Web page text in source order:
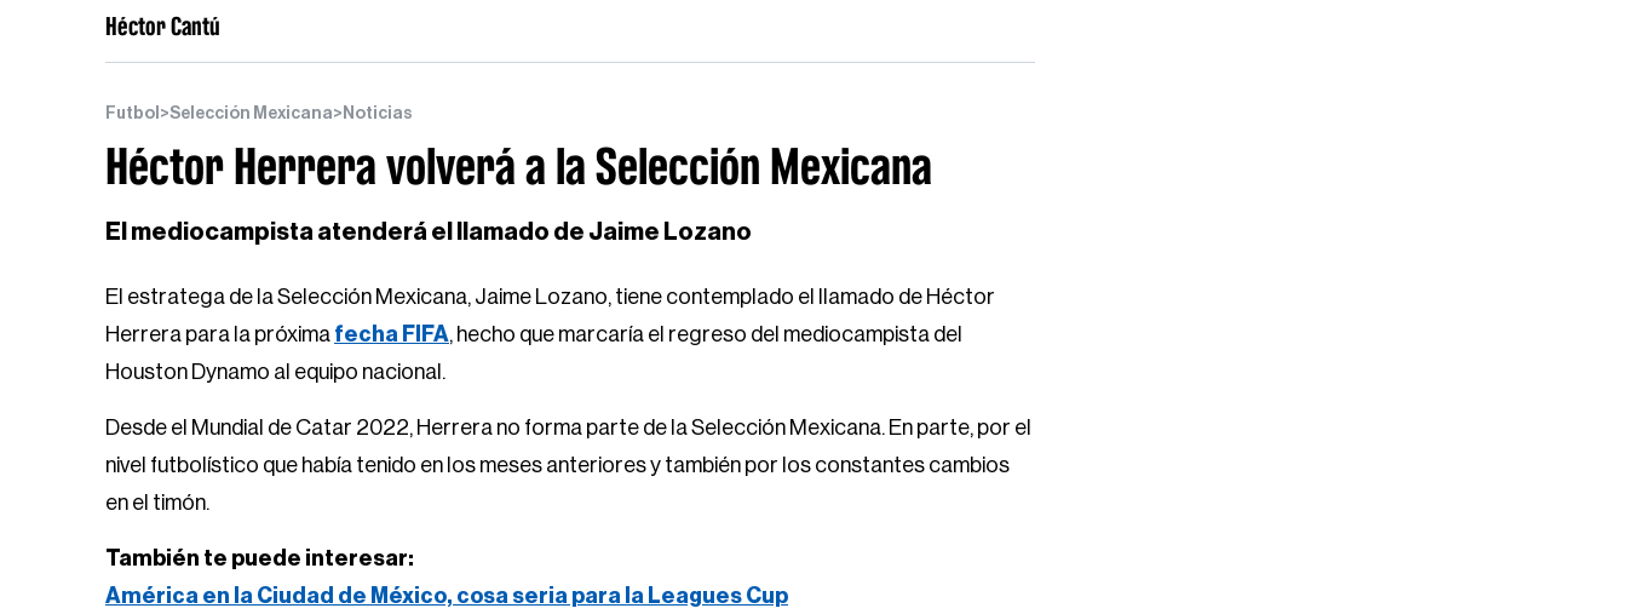
Héctor Cantú
Futbol >Selección Mexicana> Noticias
Héctor Herrera volverá a la Selección Mexicana
El mediocampista atenderá el llamado de Jaime Lozano
El estratega de la Selección Mexicana, Jaime Lozano, tiene contemplado el llamado de Héctor
Herrera para la próxima fecha FIFA, hecho que marcaría el regreso del mediocampista del
Houston Dynamo al equipo nacional.
Desde el Mundial de Catar 2022, Herrera no forma parte de la Selección Mexicana. En parte, por el
nivel futbolístico que había tenido en los meses anteriores y también por los constantes cambios
en el timón.
También te puede interesar:
América en la Ciudad de México, cosa seria para la Leagues Cup